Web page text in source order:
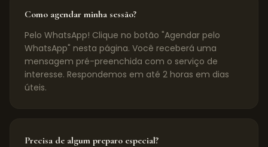
Como agendar minha sessão?
Pelo WhatsApp! Clique no botão "Agendar pelo
WhatsApp" nesta página. Você receberá uma
mensagem pré-preenchida com o serviço de
interesse. Respondemos em até 2 horas em dias
úteis.
Precisa de algum preparo especial?